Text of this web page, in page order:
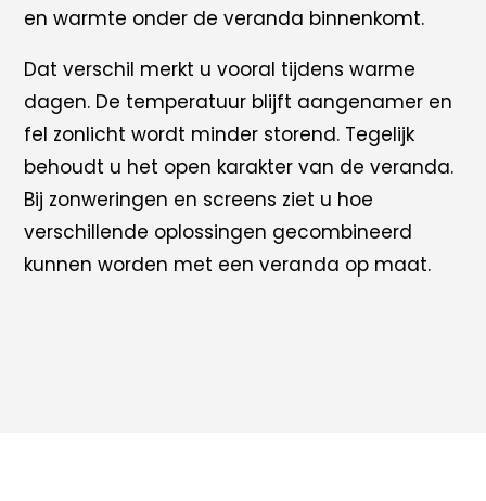
en warmte onder de veranda binnenkomt.
Dat verschil merkt u vooral tijdens warme
dagen. De temperatuur blijft aangenamer en
fel zonlicht wordt minder storend. Tegelijk
behoudt u het open karakter van de veranda.
Bij zonweringen en screens ziet u hoe
verschillende oplossingen gecombineerd
kunnen worden met een veranda op maat.